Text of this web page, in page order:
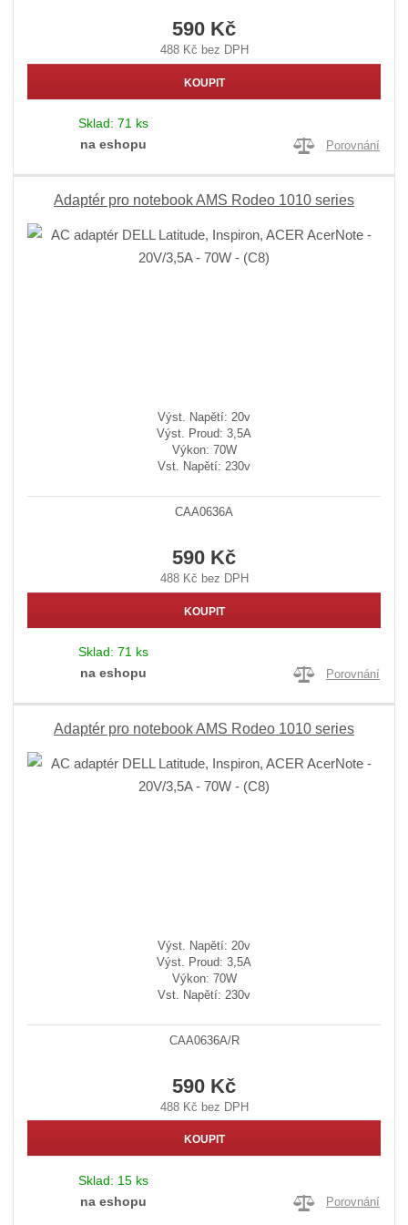
590 Kč
488 Kč bez DPH
KOUPIT
Sklad: 71 ks
na eshopu
Porovnání
Adaptér pro notebook AMS Rodeo 1010 series
Výst. Napětí: 20v
Výst. Proud: 3,5A
Výkon: 70W
Vst. Napětí: 230v
CAA0636A
590 Kč
488 Kč bez DPH
KOUPIT
Sklad: 71 ks
na eshopu
Porovnání
Adaptér pro notebook AMS Rodeo 1010 series
Výst. Napětí: 20v
Výst. Proud: 3,5A
Výkon: 70W
Vst. Napětí: 230v
CAA0636A/R
590 Kč
488 Kč bez DPH
KOUPIT
Sklad: 15 ks
na eshopu
Porovnání